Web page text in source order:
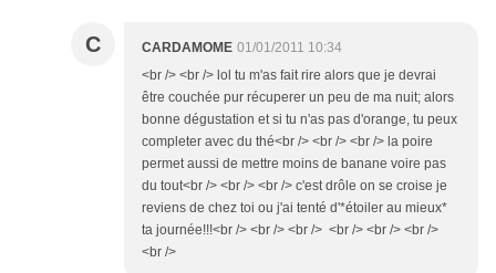
C CARDAMOME 01/01/2011 10:34
<br /> <br /> lol tu m'as fait rire alors que je devrai
être couchée pur récuperer un peu de ma nuit; alors
bonne dégustation et si tu n'as pas d'orange, tu peux
completer avec du thé<br /> <br /> <br /> la poire
permet aussi de mettre moins de banane voire pas
du tout<br /> <br /> <br /> c'est drôle on se croise je
reviens de chez toi ou j'ai tenté d'*étoiler au mieux*
ta journée!!!<br /> <br /> <br /> <br /> <br /> <br />
<br />